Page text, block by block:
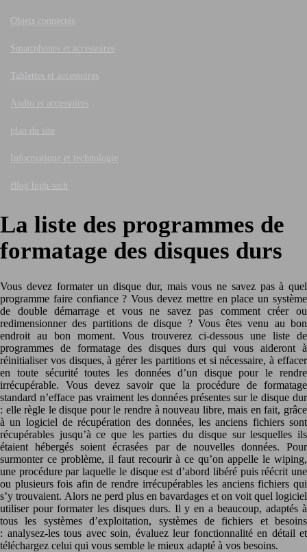
Objets connectés
Smartphones et accessoires
Tablettes et accessoires
Audio et accessoires
plan du site
Informatique et technologie
Blog high-tech
La liste des programmes de
formatage des disques durs
Vous devez formater un disque dur, mais vous ne savez pas à quel
programme faire confiance ? Vous devez mettre en place un système
de double démarrage et vous ne savez pas comment créer ou
redimensionner des partitions de disque ? Vous êtes venu au bon
endroit au bon moment. Vous trouverez ci-dessous une liste de
programmes de formatage des disques durs qui vous aideront à
réinitialiser vos disques, à gérer les partitions et si nécessaire, à effacer
en toute sécurité toutes les données d’un disque pour le rendre
irrécupérable. Vous devez savoir que la procédure de formatage
standard n’efface pas vraiment les données présentes sur le disque dur
: elle règle le disque pour le rendre à nouveau libre, mais en fait, grâce
à un logiciel de récupération des données, les anciens fichiers sont
récupérables jusqu’à ce que les parties du disque sur lesquelles ils
étaient hébergés soient écrasées par de nouvelles données. Pour
surmonter ce problème, il faut recourir à ce qu’on appelle le wiping,
une procédure par laquelle le disque est d’abord libéré puis réécrit une
ou plusieurs fois afin de rendre irrécupérables les anciens fichiers qui
s’y trouvaient. Alors ne perd plus en bavardages et on voit quel logiciel
utiliser pour formater les disques durs. Il y en a beaucoup, adaptés à
tous les systèmes d’exploitation, systèmes de fichiers et besoins
: analysez-les tous avec soin, évaluez leur fonctionnalité en détail et
téléchargez celui qui vous semble le mieux adapté à vos besoins.